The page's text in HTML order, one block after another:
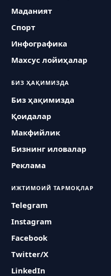
Маданият
Спорт
Инфографика
Махсус лойиҳалар
БИЗ ҲАҚИМИЗДА
Биз ҳақимизда
Қоидалар
Макфийлик
Бизнинг иловалар
Реклама
ИЖТИМОИЙ ТАРМОҚЛАР
Telegram
Instagram
Facebook
Twitter/X
LinkedIn